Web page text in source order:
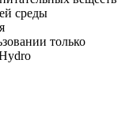
среды
только